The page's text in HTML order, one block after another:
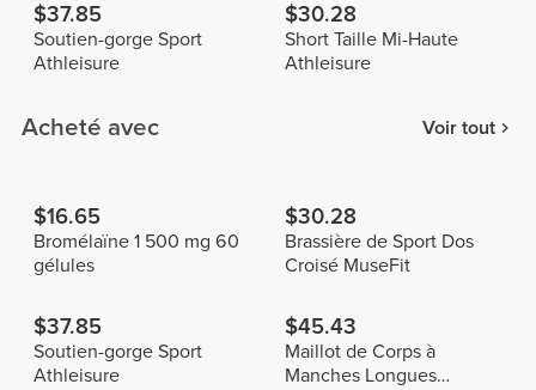
$37.85
Soutien-gorge Sport
Athleisure
$30.28
Short Taille Mi-Haute
Athleisure
Acheté avec Voir tout
$16.65
Bromélaïne 1 500 mg 60
gélules
$30.28
Brassière de Sport Dos
Croisé MuseFit
$37.85
Soutien-gorge Sport
Athleisure
$45.43
Maillot de Corps à
Manches Longues